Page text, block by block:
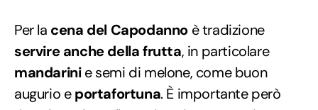
Per la cena del Capodanno è tradizione
servire anche della frutta, in particolare
mandarinie semi di melone, come buon
augurio eportafortuna. È importante però